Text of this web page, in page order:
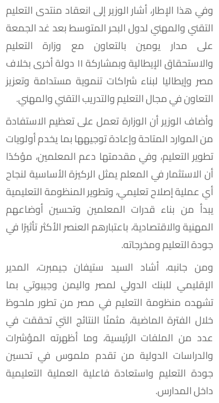
وفي هذا الإطار، أشار الوزير إلى انعقاد منتدى التعليم
التقني والمهني لدول البحر المتوسط بعد غد الجمعة
على مدار يومين بالتعاون مع وزارة التعليم
والاستحقاق الإيطالية وبمشاركة ١١ دولة أخرى بخلاف
مصر وإيطاليا لبناء شراكات تنموية مستدامة وتعزيز
التعاون في مجال التعليم والتدريب التقني والمهني.
وأضاف الوزير أن الوزارة تعمل على تعظيم الاستفادة
من الموارد المتاحة وإعادة توجيهها بما يخدم أولويات
تطوير التعليم، وفي مقدمتها دعم المعلمين، مؤكدًا
أن الاستثمار في المعلم يمثل الركيزة الأساسية لنجاح
أي عملية إصلاح تعليمي، وتطوير المنظومة التعليمية
يبدأ من بناء قدرات المعلمين وتحسين أوضاعهم
المهنية والاقتصادية، باعتبارهم العنصر الأكثر تأثيرًا في
جودة التعليم ومخرجاته.
ومن جانبه، أشاد السيد ستيفان جيمبرت، المدير
الإقليمي للبنك الدولي لمصر واليمن وجيبوتي بما
تشهده منظومة التعليم في مصر من تطور ملحوظ
خلال الفترة الماضية، مثمنًا النتائج التي تحققت في
عدد من الملفات الرئيسية، وما أظهرته المؤشرات
والدراسات الدولية من تقدم ملموس في تحسين
جودة التعليم واستعادة فاعلية العملية التعليمية
داخل المدارس.